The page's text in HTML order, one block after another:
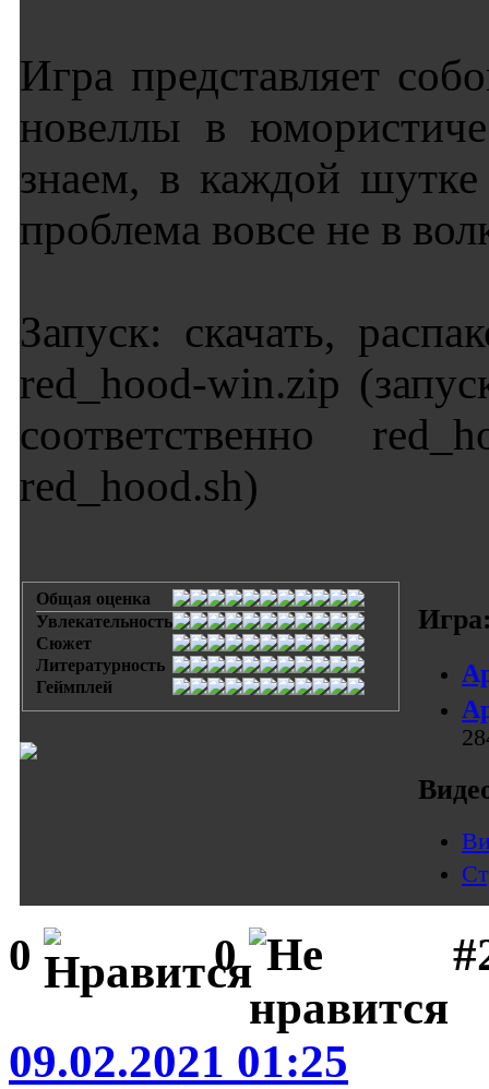
Игра представляет
новеллы в
знаем, в каждой
проблема вовсе не в
Запуск: скачать,
red_hood-win.zip
соответственно
red_hood.sh)
Общая оценка
Увлекательность
Сюжет
Литературность
Геймплей
0 0
09.02.2021 01:25